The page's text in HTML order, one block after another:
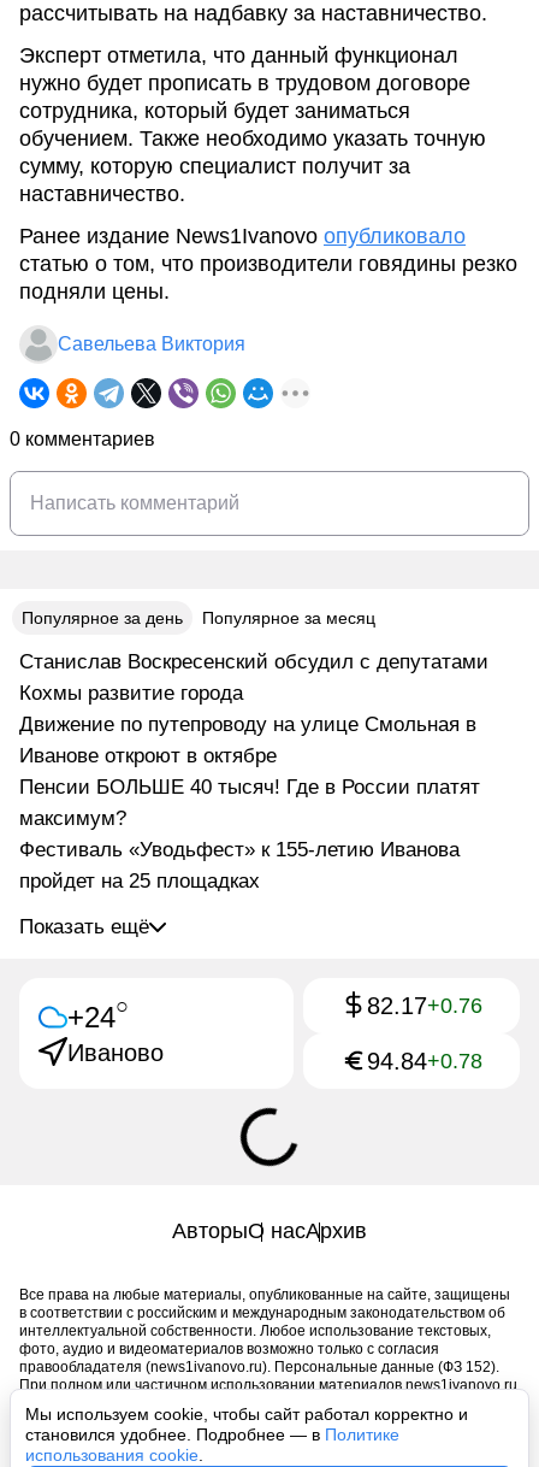
Мы используем cookie, чтобы сайт работал корректно и
становился удобнее. Подробнее — в Политике
использования cookie
рассчитывать на надбавку за наставничество.
Эксперт отметила, что данный функционал
нужно будет прописать в трудовом договоре
сотрудника, который будет заниматься
обучением. Также необходимо указать точную
сумму, которую специалист получит за
наставничество.
Ранее издание News1Ivanovo опубликовало
статью о том, что производители говядины резко
подняли цены.
Савельева Виктория
0 комментариев
Популярное за день Популярное за месяц
Станислав Воскресенский обсудил с депутатами
Кохмы развитие города
Движение по путепроводу на улице Смольная в
Иванове откроют в октябре
Пенсии БОЛЬШЕ 40 тысяч! Где в России платят
максимум?
Фестиваль «Уводьфест» к 155-летию Иванова
пройдет на 25 площадках
Показать ещё
+24○
Иваново
82.17+0.76
94.84+0.78
АвторыО насАрхив
Все права на любые материалы, опубликованные на сайте, защищены
в соответствии с российским и международным законодательством об
интеллектуальной собственности. Любое использование текстовых,
фото, аудио и видеоматериалов возможно только с согласия
правообладателя (news1ivanovo.ru). Персональные данные (ФЗ 152).
При полном или частичном использовании материалов news1ivanovo.ru
обязательна. Запрещено для детей. Оригинал текста:
https://news1ivanovo.ru/